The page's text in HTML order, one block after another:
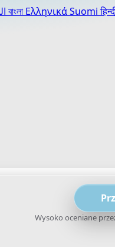
বাংলা ΕλληνικάSuomi
Wysoko oceniane